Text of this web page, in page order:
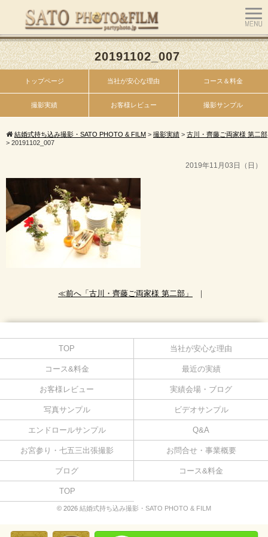
20191102_007
トップページ 当社が安心な理由 コース＆料金
撮影実績 お客様レビュー 撮影サンプル
結婚式持ち込み撮影・SATO PHOTO & FILM > 撮影実績 > 古川・齊藤ご両家様 第二部
> 20191102_007
2019年11月03日（日）
≪前へ「古川・齊藤ご両家様 第二部」 ｜
TOP 当社が安心な理由
コース&料金 最近の実績
お客様レビュー 実績会場・ブログ
写真サンプル ビデオサンプル
エンドロールサンプル Q&A
お宮参り・七五三出張撮影 お問合せ・事業概要
ブログ コース&料金
TOP
© 2026 結婚式持ち込み撮影・SATO PHOTO & FILM